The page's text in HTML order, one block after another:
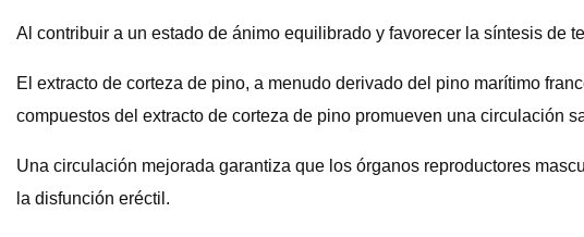
Al contribuir a un estado de ánimo equilibrado y favorecer la síntesis de
El extracto de corteza de pino, a menudo derivado del pino marítimo
compuestos del extracto de corteza de pino promueven una circulación
Una circulación mejorada garantiza que los órganos reproductores
la disfunción eréctil.